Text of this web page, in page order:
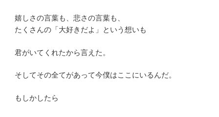
嬉しさの言葉も、悲さの言葉も、
たくさんの「大好きだよ」という想いも
君がいてくれたから言えた。
そしてその全てがあって今僕はここにいるんだ。
もしかしたら